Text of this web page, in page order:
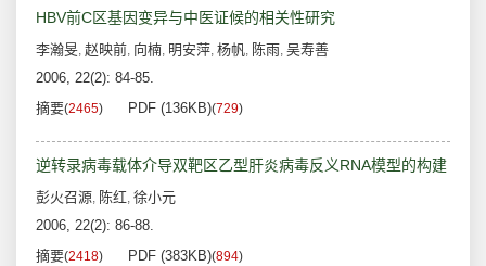
HBV前C区基因变异与中医证候的相关性研究
李瀚旻, 赵映前, 向楠, 明安萍, 杨帆, 陈雨, 吴寿善
2006, 22(2): 84-85.
摘要(2465) PDF (136KB)(729)
逆转录病毒载体介导双靶区乙型肝炎病毒反义RNA模型的构建
彭火召源, 陈红, 徐小元
2006, 22(2): 86-88.
摘要(2418) PDF (383KB)(894)